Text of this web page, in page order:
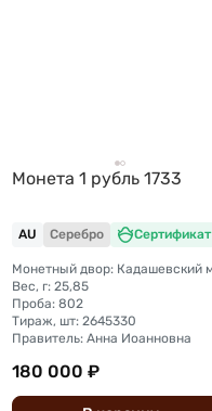
Монета 1 рубль 1733
AU Серебро Сертификат
Вес, г: 25,85
Проба: 802
Тираж, шт: 2645330
Правитель: Анна Иоанновна
180 000 ₽